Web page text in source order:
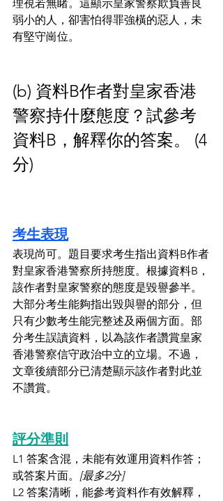
理視若無睹。這顯示皇家警察欺負善良
弱小的人，卻害怕得罪強橫的惡人，未
有堅守崗位。
(b) 資料B作者對皇家香港
警察持什麼態度？試參考
資料B，解釋你的答案。 (4
分)
考生表現
表現尚可。題目要求考生指出資料B作者
對皇家香港警察所持態度。根據資料B，
該作者對皇家警察的態度是毀譽參半。
大部分考生能夠指出毀與譽的部分，但
只有少數考生能完整述及兩個方面。部
分考生誤讀資料，以為該作者讚賞皇家
香港警察信守政治中立的立場。不過，
文章後續部分已清楚顯示該作者對此並
不讚賞。
評分準則
L1 答案含混，未能有效運用資料作答；
或答案片面。 [最多2分]
L2 答案清晰，能參考資料作有效解釋，